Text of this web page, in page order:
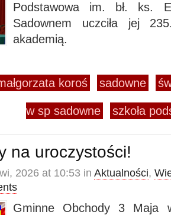
Podstawowa im. bł. ks.
Sadownem uczciła jej
akademią.
koroś sadowne
w sp sadowne szkoła
na uroczystości!
2026 at 10:53 in Aktualności,
Gminne Obchody 3 Maja